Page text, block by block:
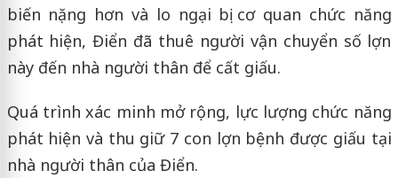
biến nặng hơn và lo ngại bị cơ quan chức năng
phát hiện, Điển đã thuê người vận chuyển số lợn
này đến nhà người thân để cất giấu.
Quá trình xác minh mở rộng, lực lượng chức năng
phát hiện và thu giữ 7 con lợn bệnh được giấu tại
nhà người thân của Điển.